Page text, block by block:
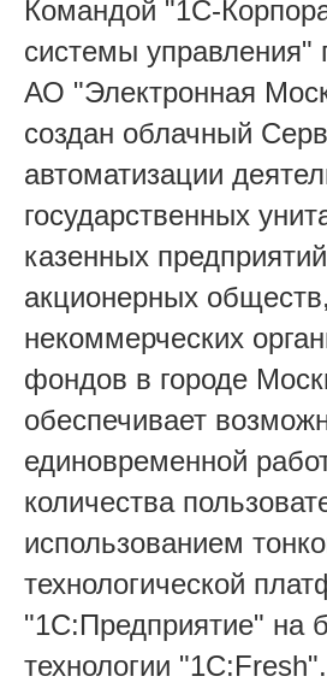
Командой "1С-
системы управления"
АО "Электронная
создан облачный
автоматизации
государственных
казенных
акционерных
некоммерческих
фондов в городе
обеспечивает
единовременной
количества
использованием
технологической
"1С:Предприятие" на
технологии "1С:Fresh".